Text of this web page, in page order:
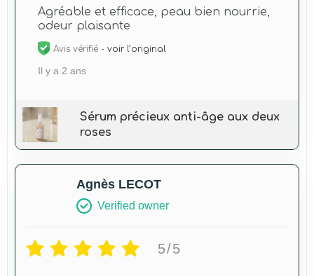
Agréable et efficace, peau bien nourrie,
odeur plaisante
Avis vérifié - voir l’original
Il y a 2 ans
Sérum précieux anti-âge aux deux
roses
Agnès LECOT
Verified owner
5/5